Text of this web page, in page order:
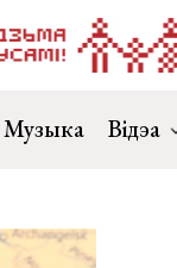
Музыка Відэа